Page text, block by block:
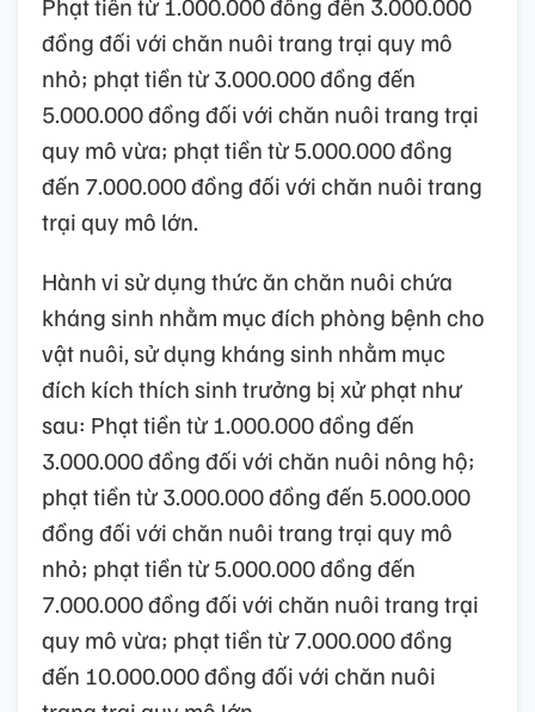
đồng đối với chăn nuôi trang trại quy mô
nhỏ; phạt tiền từ 3.000.000 đồng đến
5.000.000 đồng đối với chăn nuôi trang trại
quy mô vừa; phạt tiền từ 5.000.000 đồng
đến 7.000.000 đồng đối với chăn nuôi trang
trại quy mô lớn.
Hành vi sử dụng thức ăn chăn nuôi chứa
kháng sinh nhằm mục đích phòng bệnh cho
vật nuôi, sử dụng kháng sinh nhằm mục
đích kích thích sinh trưởng bị xử phạt như
sau: Phạt tiền từ 1.000.000 đồng đến
3.000.000 đồng đối với chăn nuôi nông hộ;
phạt tiền từ 3.000.000 đồng đến 5.000.000
đồng đối với chăn nuôi trang trại quy mô
nhỏ; phạt tiền từ 5.000.000 đồng đến
7.000.000 đồng đối với chăn nuôi trang trại
quy mô vừa; phạt tiền từ 7.000.000 đồng
đến 10.000.000 đồng đối với chăn nuôi